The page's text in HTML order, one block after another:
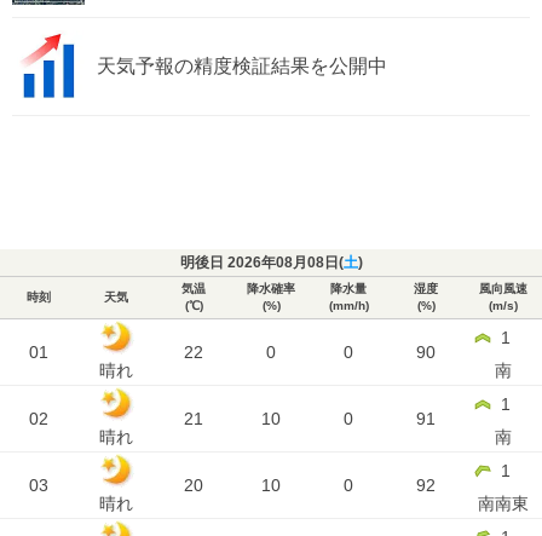
天気予報の精度検証結果を公開中
明後日 2026年08月08日(土)
時刻 天気
気温
(℃)
降水確率
(%)
降水量
(mm/h)
湿度
(%)
風向風速
(m/s)
01
晴れ
22 0 0 90
1
南
02
晴れ
21 10 0 91
1
南
03
晴れ
20 10 0 92
1
南南東